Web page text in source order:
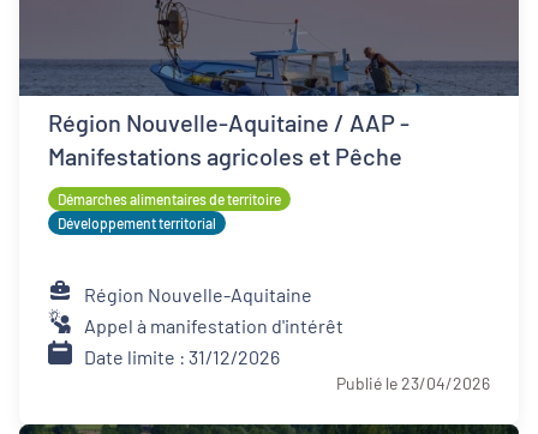
Région Nouvelle-Aquitaine / AAP -
Manifestations agricoles et Pêche
Démarches alimentaires de territoire
Développement territorial
Région Nouvelle-Aquitaine
Appel à manifestation d'intérêt
Date limite : 31/12/2026
Publié le 23/04/2026